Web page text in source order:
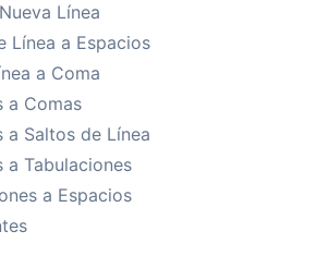
Línea
Línea a Espacios
a Coma
a Comas
Saltos de Línea
a Tabulaciones
a Espacios